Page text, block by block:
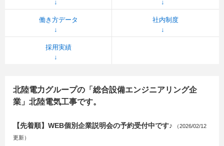
働き方データ 社内制度
採用実績
北陸電力グループの「総合設備エンジニアリング企
業」北陸電気工事です。
【先着順】WEB個別企業説明会の予約受付中です♪ （2026/02/12
更新）